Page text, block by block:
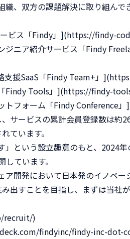
、双方の課題解決に取り組んで
ビス「Findy」](https://findy-
ジニア紹介サービス「Findy
支援SaaS「Findy Team+」
Findy Tools」](https://findy-
トフォーム「Findy Conference
サービスの累計会員登録数は約
ています。
」という設立趣意のもと、2024
ています。
ア開発において日本発のイノベ
出すことを目指し、まずは当社
recruit/)
findyinc/findy-inc-dot-